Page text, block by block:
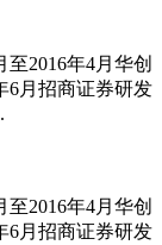
2016年4月华创
6月招商证券研发
2016年4月华创
6月招商证券研发